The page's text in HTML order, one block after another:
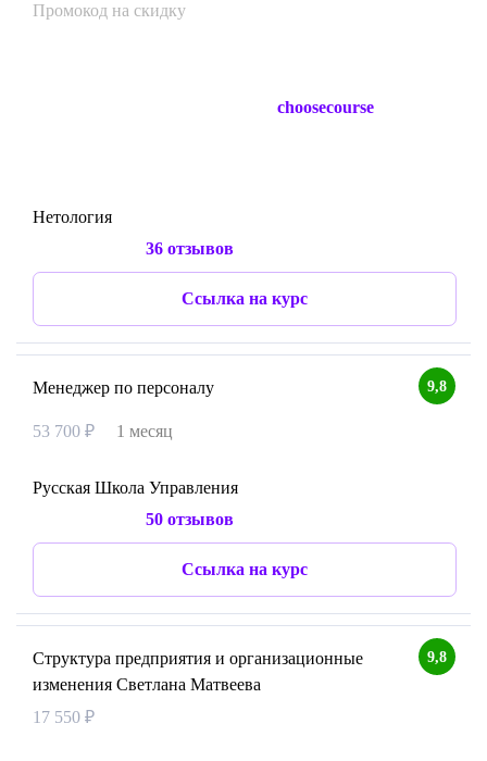
Промокод на скидку
choosecourse
Нетология
36 отзывов
Ссылка на курс
9,8
Менеджер по персоналу
53 700 ₽ 1 месяц
Русская Школа Управления
50 отзывов
Ссылка на курс
9,8
Структура предприятия и организационные
изменения Светлана Матвеева
17 550 ₽